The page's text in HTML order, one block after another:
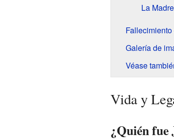
La
Galería de
Véase
Vida y
¿Quién